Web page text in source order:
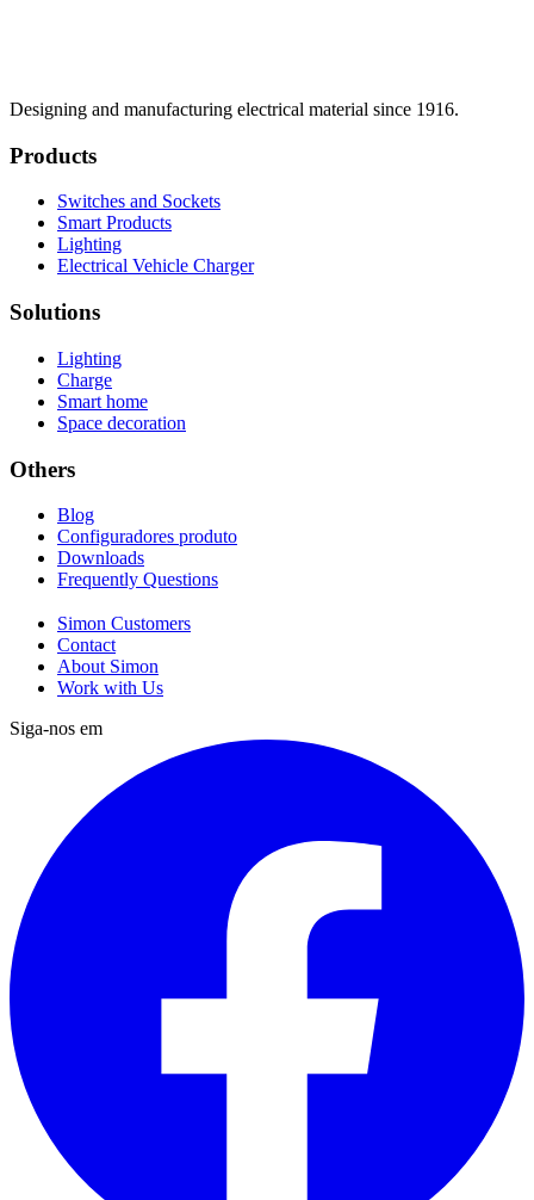
Designing and manufacturing electrical material since 1916.
Products
Switches and Sockets
Smart Products
Lighting
Electrical Vehicle Charger
Solutions
Lighting
Charge
Smart home
Space decoration
Others
Blog
Configuradores produto
Downloads
Frequently Questions
Simon Customers
Contact
About Simon
Work with Us
Siga-nos em